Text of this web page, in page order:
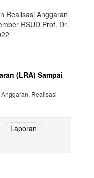
Realisasi Anggaran
RSUD Prof. Dr.
(LRA) Sampai
Realisasi
Laporan